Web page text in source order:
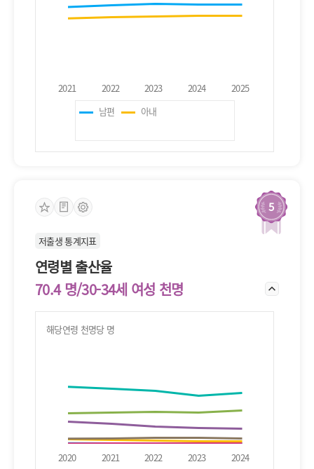
남편 아내
5
저출생 통계지표
연령별 출산율
70.4 명/30-34세 여성 천명
해당연령 천명당 명